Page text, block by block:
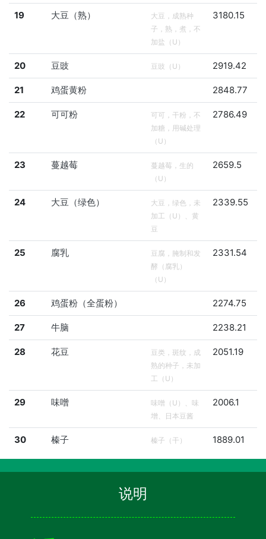
19 大豆（熟）
大豆，成熟种
子，熟，煮，不
加盐（U）
3180.15
20 豆豉 豆豉（U） 2919.42
21 鸡蛋黄粉 2848.77
22 可可粉
可可，干粉，不
加糖，用碱处理
（U）
2786.49
23 蔓越莓
蔓越莓，生的
（U）
2659.5
24 大豆（绿色）
大豆，绿色，未
加工（U）、黄
豆
2339.55
25 腐乳
豆腐，腌制和发
酵（腐乳）
（U）
2331.54
26 鸡蛋粉（全蛋粉） 2274.75
27 牛脑 2238.21
28 花豆
豆类，斑纹，成
熟的种子，未加
工（U）
2051.19
29 味噌
味噌（U）、味
增、日本豆酱
2006.1
30 榛子 榛子（干） 1889.01
说明